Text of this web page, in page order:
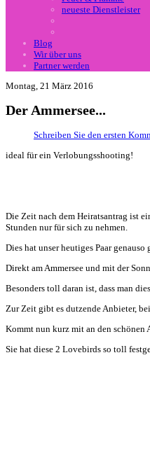
neueste Dienstleister
Blog
Wir über uns
Partner werden
Montag, 21 März 2016
Der Ammersee...
Schreiben Sie den ersten
ideal für ein Verlobungsshooting!
Die Zeit nach dem Heiratsantrag ist
Stunden nur für sich zu nehmen.
Dies hat unser heutiges Paar
Direkt am Ammersee und mit der
Besonders toll daran ist, dass man
Zur Zeit gibt es dutzende Anbieter,
Kommt nun kurz mit an den schönen
Sie hat diese 2 Lovebirds so toll